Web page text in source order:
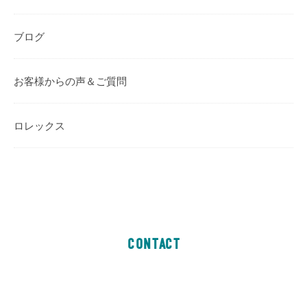
ブログ
お客様からの声＆ご質問
ロレックス
CONTACT